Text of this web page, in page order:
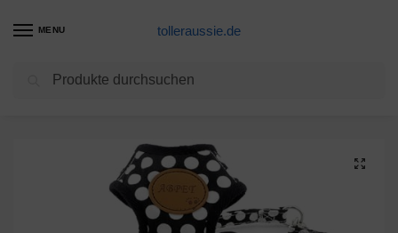
MENU tolleraussie.de
Hundegeschirr Produkte / smalllee_lucky_store Hundegeschirr, weiches Netzgewebe, Nylon, für kleine und mittelgroße Hunde, Medium (Chest:25-48cm/10-18), schwarz